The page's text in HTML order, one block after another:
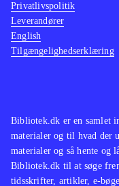
Bibliotek.dk er en samlet
materialer og til hvad der
materialer og så hente og
Bibliotek.dk til at søge
tidsskrifter, artikler, e-
Privatlivspolitik
Leverandører
English
Tilgængelighedserklæring